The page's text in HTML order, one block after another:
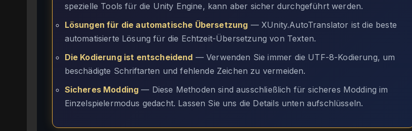
spezielle Tools für die Unity Engine, kann aber sicher durchgeführt werden.
Lösungen für die automatische Übersetzung — XUnity.AutoTranslator ist die beste
automatisierte Lösung für die Echtzeit-Übersetzung von Texten.
Die Kodierung ist entscheidend — Verwenden Sie immer die UTF-8-Kodierung, um
beschädigte Schriftarten und fehlende Zeichen zu vermeiden.
Sicheres Modding — Diese Methoden sind ausschließlich für sicheres Modding im
Einzelspielermodus gedacht. Lassen Sie uns die Details unten aufschlüsseln.